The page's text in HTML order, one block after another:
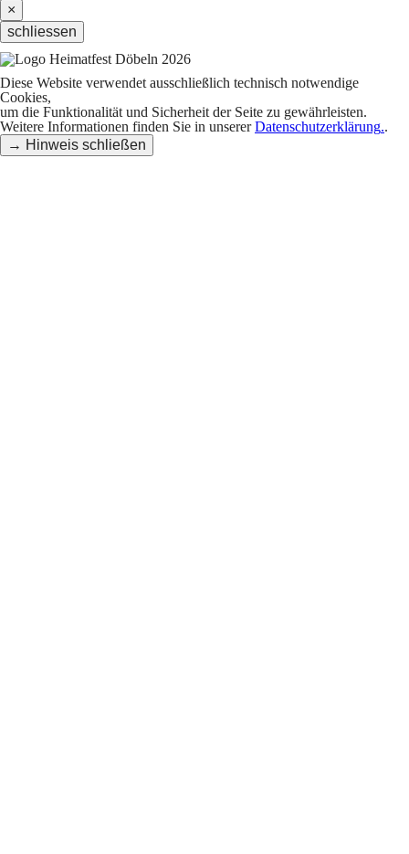
×
schliessen
Diese Website verwendet ausschließlich technisch notwendige
Cookies,
um die Funktionalität und Sicherheit der Seite zu gewährleisten.
Weitere Informationen finden Sie in unsererDatenschutzerklärung..
→ Hinweis schließen